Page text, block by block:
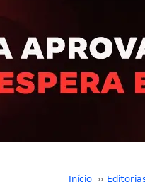
Início ››